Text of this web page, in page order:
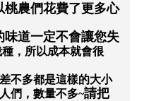
農們花費了更多心
道一定不會讓您失
，所以成本就會很
不多都是這樣的大小
們，數量不多~請把